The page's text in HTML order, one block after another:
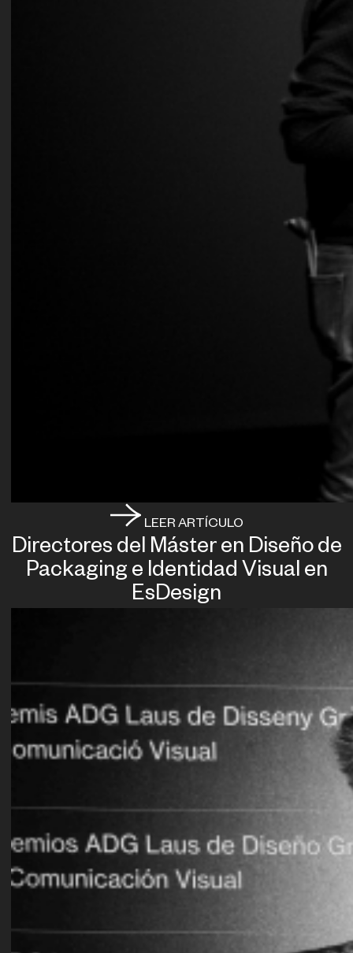
LEER ARTÍCULO
Directores del Máster en Diseño de
Packaging e Identidad Visual en
EsDesign